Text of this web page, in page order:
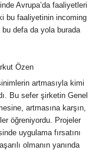
Avrupa’da faaliyetleri
bu faaliyetinin incoming
bu defa da yola burada
artmasıyla kimi
Bu sefer şirketin Genel
artmasına karşın,
öğreniyordu. Projeler
uygulama fırsatını
olmanın yanında